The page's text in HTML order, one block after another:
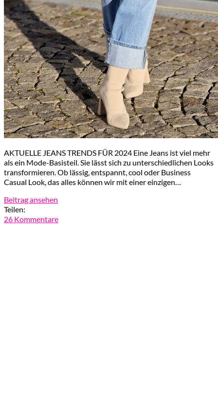
AKTUELLE JEANS TRENDS FÜR 2024 Eine Jeans ist viel mehr
als ein Mode-Basisteil. Sie lässt sich zu unterschiedlichen Looks
transformieren. Ob lässig, entspannt, cool oder Business
Casual Look, das alles können wir mit einer einzigen…
Beitrag ansehen
Teilen:
26 Kommentare